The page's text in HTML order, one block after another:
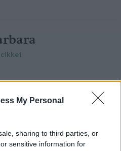
My Personal
sharing to third parties, or
sensitive information for